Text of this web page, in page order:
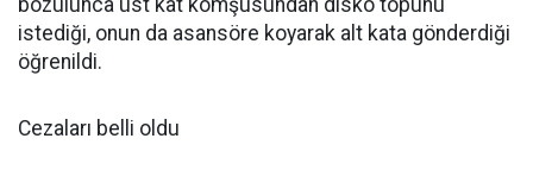
bozulunca üst kat komşusundan disko topunu
istediği, onun da asansöre koyarak alt kata gönderdiği
öğrenildi.
Cezaları belli oldu